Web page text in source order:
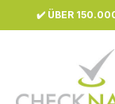
springen
✔️ ÜBER